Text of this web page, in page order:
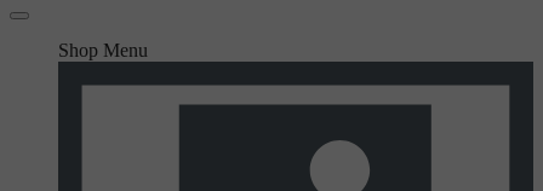
Shop Menu